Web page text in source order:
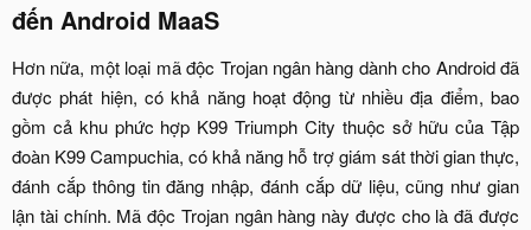
đến Android MaaS​
Hơn nữa, một loại mã độc Trojan ngân hàng dành cho Android đã
được phát hiện, có khả năng hoạt động từ nhiều địa điểm, bao
gồm cả khu phức hợp K99 Triumph City thuộc sở hữu của Tập
đoàn K99 Campuchia, có khả năng hỗ trợ giám sát thời gian thực,
đánh cắp thông tin đăng nhập, đánh cắp dữ liệu, cũng như gian
lận tài chính. Mã độc Trojan ngân hàng này được cho là đã được